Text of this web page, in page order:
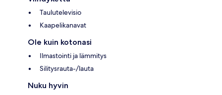
Taulutelevisio
Kaapelikanavat
Ole kuin kotonasi
Ilmastointi ja lämmitys
Silitysrauta-/lauta
Nuku hyvin